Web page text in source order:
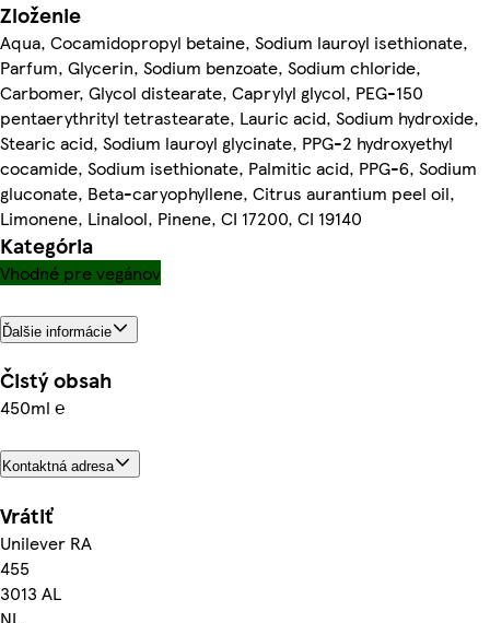
Zloženie
Aqua, Cocamidopropyl betaine, Sodium lauroyl isethionate,
Parfum, Glycerin, Sodium benzoate, Sodium chloride,
Carbomer, Glycol distearate, Caprylyl glycol, PEG-150
pentaerythrityl tetrastearate, Lauric acid, Sodium hydroxide,
Stearic acid, Sodium lauroyl glycinate, PPG-2 hydroxyethyl
cocamide, Sodium isethionate, Palmitic acid, PPG-6, Sodium
gluconate, Beta-caryophyllene, Citrus aurantium peel oil,
Limonene, Linalool, Pinene, CI 17200, CI 19140
Kategória
Vhodné pre vegánov
Ďalšie informácie
Čistý obsah
450ml ℮
Kontaktná adresa
Vrátiť
Unilever RA
455
3013 AL